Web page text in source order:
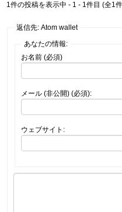
1件の投稿を表示中 - 1 - 1件目 (全1
返信先: Atom wallet
あなたの情報:
お名前 (必須)
メール (非公開) (必須):
ウェブサイト: